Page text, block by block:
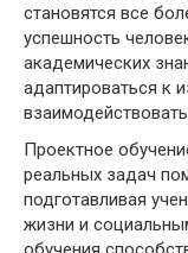
становятся все
успешность
академических
адаптироваться к
Проектное
реальных задач
подготавливая
жизни и